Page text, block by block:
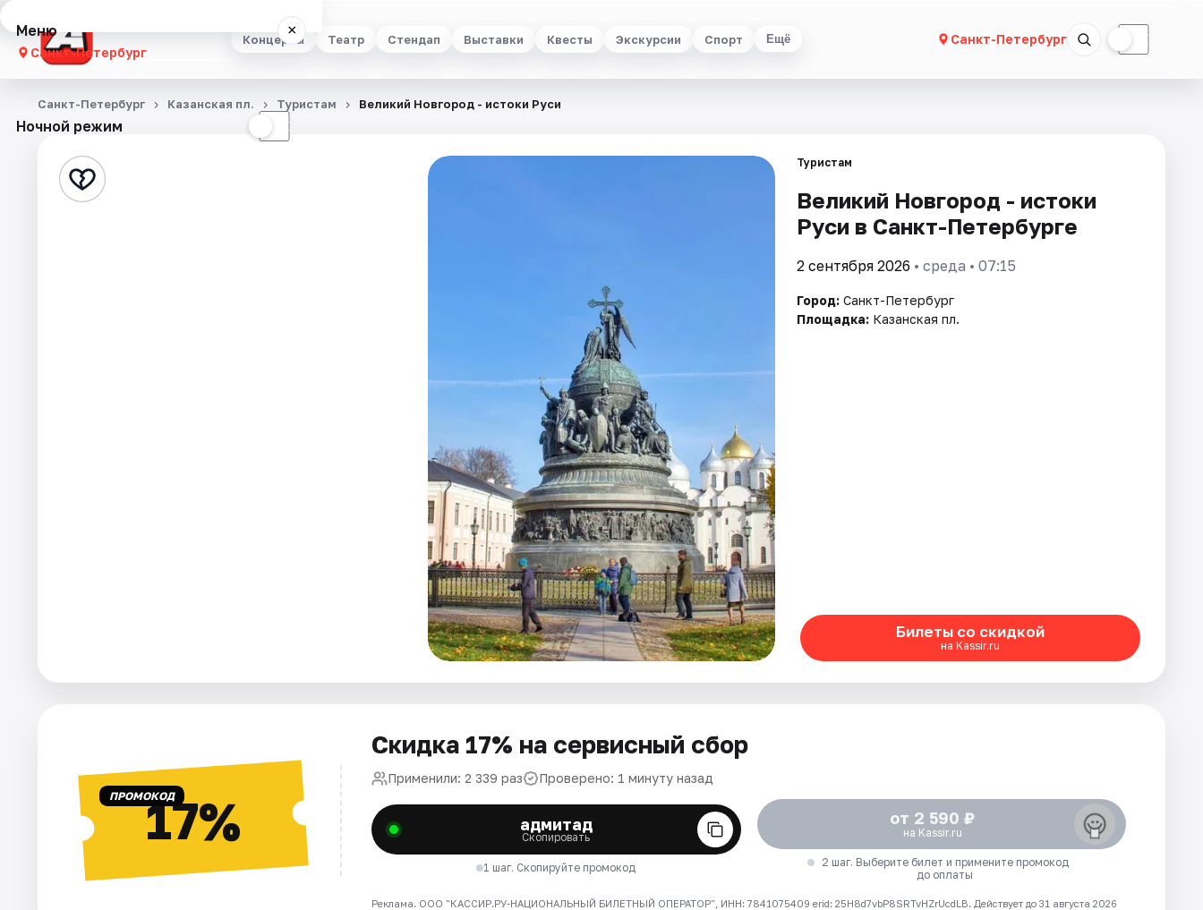
Концерты Театр Стендап Выставки Квесты Экскурсии Спорт Ещё Санкт-Петербург ☾
Меню ×
Санкт-Петербург
Концерты
Стендап
Ночной режим ☾
Санкт-Петербург Казанская пл. Туристам Великий Новгород - истоки Руси
Туристам
Великий Новгород - истоки
Руси в Санкт-Петербурге
2 сентября 2026 • среда • 07:15
Город: Санкт-Петербург
Площадка: Казанская пл.
Билеты со скидкой
на Kassir.ru
ПРОМОКОД17%
Скидка 17% на сервисный сбор
Применили: 2 339 раз Проверено: 1 минуту назад
адмитад
Скопировать
1 шаг. Скопируйте промокод
от 2 590 ₽
на Kassir.ru
2 шаг. Выберите билет и примените промокод
до оплаты
Реклама. ООО "КАССИР.РУ-НАЦИОНАЛЬНЫЙ БИЛЕТНЫЙ ОПЕРАТОР", ИНН: 7841075409 erid: 25H8d7vbP8SRTvHZrUcdLB. Действует до 31 августа 2026